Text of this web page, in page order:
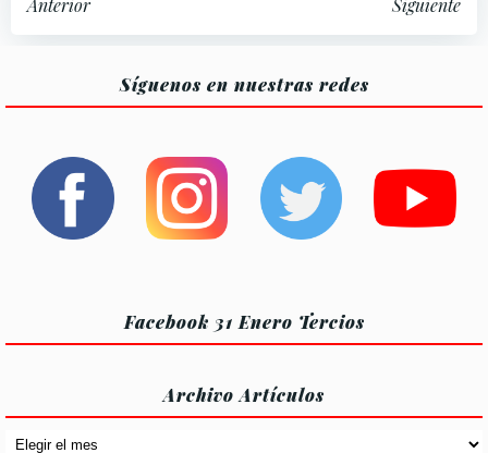
Navegación
las
entradas
Anterior
Navegación
por
las
entradas
Siguiente
Síguenos en nuestras redes
Facebook 31 Enero Tercios
Archivo Artículos
Archivo